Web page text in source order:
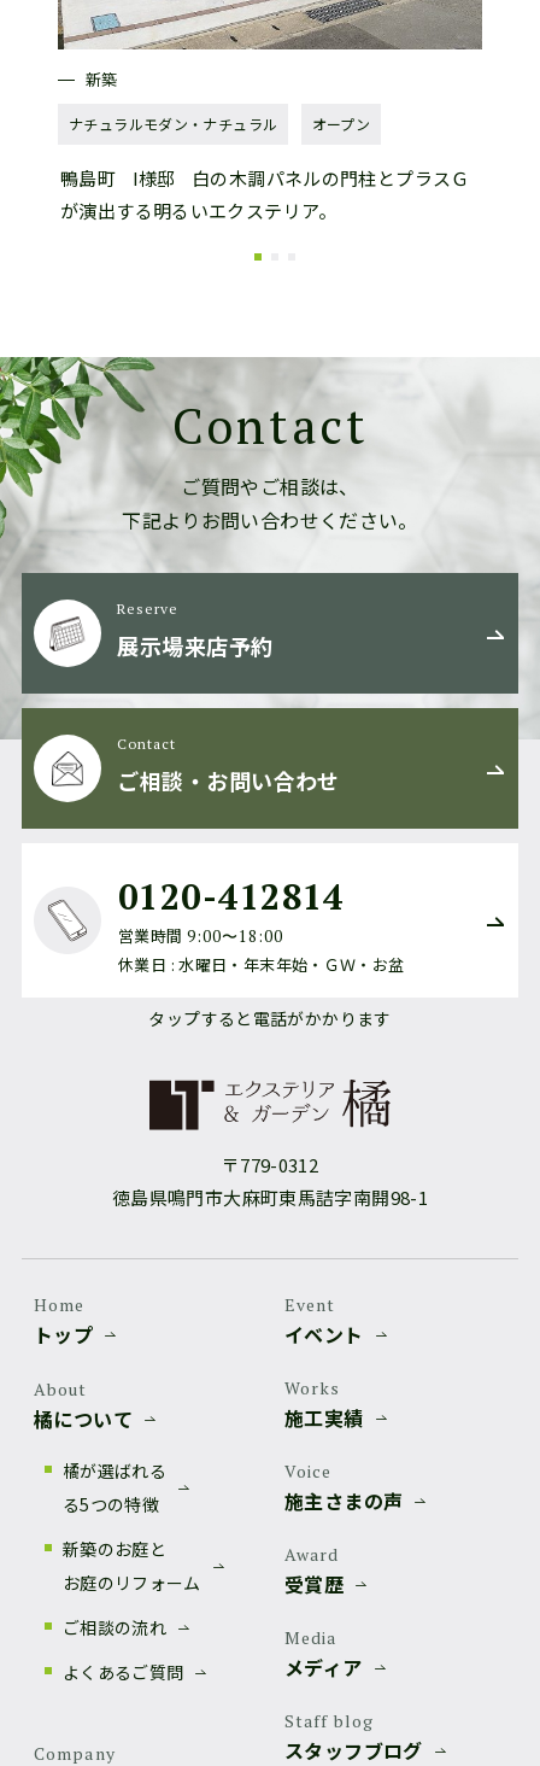
新築
ナチュラルモダン・ナチュラル オープン
鴨島町 I様邸
白の木調パネルの門柱とプラスＧ
が演出する明るいエクステリア。
Contact
ご質問やご相談は、
下記よりお問い合わせください。
Reserve
展示場来店予約
Contact
ご相談・お問い合わせ
0120-412814
営業時間 9:00〜18:00
休業日 : 水曜日・年末年始・ＧＷ・お盆
タップすると電話がかかります
〒779-0312
徳島県鳴門市大麻町東馬詰字南開98-1
Home
トップ
About
橘について
橘が選ばれる
る5つの特徴
新築のお庭と
お庭のリフォーム
ご相談の流れ
よくあるご質問
Company
Event
イベント
Works
施工実績
Voice
施主さまの声
Award
受賞歴
Media
メディア
Staff blog
スタッフブログ